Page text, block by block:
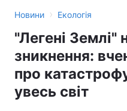
Новини › Екологія
"Легені Землі"
зникнення:
про
увесь світ